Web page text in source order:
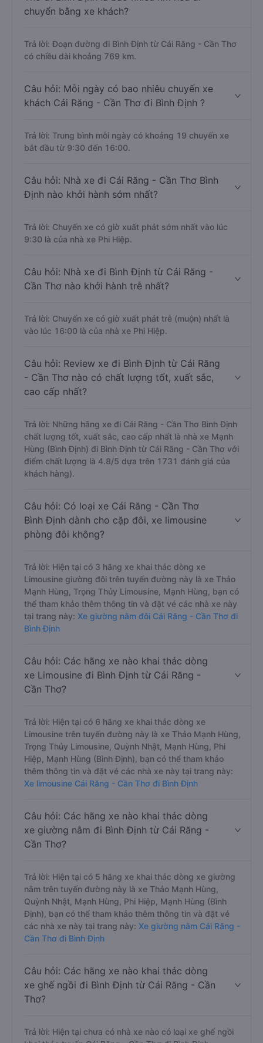
chuyển bằng xe khách?
Trả lời: Đoạn đường đi Bình Định từ Cái Răng - Cần Thơ
có chiều dài khoảng 769 km.
Câu hỏi: Mỗi ngày có bao nhiêu chuyến xe
khách Cái Răng - Cần Thơ đi Bình Định ?
Trả lời: Trung bình mỗi ngày có khoảng 19 chuyến xe
bắt đầu từ 9:30 đến 16:00.
Câu hỏi: Nhà xe đi Cái Răng - Cần Thơ Bình
Định nào khởi hành sớm nhất?
Trả lời: Chuyến xe có giờ xuất phát sớm nhất vào lúc
9:30 là của nhà xe Phi Hiệp.
Câu hỏi: Nhà xe đi Bình Định từ Cái Răng -
Cần Thơ nào khởi hành trễ nhất?
Trả lời: Chuyến xe có giờ xuất phát trễ (muộn) nhất là
vào lúc 16:00 là của nhà xe Phi Hiệp.
Câu hỏi: Review xe đi Bình Định từ Cái Răng
- Cần Thơ nào có chất lượng tốt, xuất sắc,
cao cấp nhất?
Trả lời: Những hãng xe đi Cái Răng - Cần Thơ Bình Định
chất lượng tốt, xuất sắc, cao cấp nhất là nhà xe Mạnh
Hùng (Bình Định) đi Bình Định từ Cái Răng - Cần Thơ với
điểm chất lượng là 4.8/5 dựa trên 1731 đánh giá của
khách hàng).
Câu hỏi: Có loại xe Cái Răng - Cần Thơ
Bình Định dành cho cặp đôi, xe limousine
phòng đôi không?
Trả lời: Hiện tại có 3 hãng xe khai thác dòng xe
Limousine giường đôi trên tuyến đường này là xe Thảo
Mạnh Hùng, Trọng Thủy Limousine, Mạnh Hùng, bạn có
thể tham khảo thêm thông tin và đặt vé các nhà xe này
tại trang này: Xe giường nằm đôi Cái Răng - Cần Thơ đi
Bình Định
Câu hỏi: Các hãng xe nào khai thác dòng
xe Limousine đi Bình Định từ Cái Răng -
Cần Thơ?
Trả lời: Hiện tại có 6 hãng xe khai thác dòng xe
Limousine trên tuyến đường này là xe Thảo Mạnh Hùng,
Trọng Thủy Limousine, Quỳnh Nhật, Mạnh Hùng, Phi
Hiệp, Mạnh Hùng (Bình Định), bạn có thể tham khảo
thêm thông tin và đặt vé các nhà xe này tại trang này:
Xe limousine Cái Răng - Cần Thơ đi Bình Định
Câu hỏi: Các hãng xe nào khai thác dòng
xe giường nằm đi Bình Định từ Cái Răng -
Cần Thơ?
Trả lời: Hiện tại có 5 hãng xe khai thác dòng xe giường
nằm trên tuyến đường này là xe Thảo Mạnh Hùng,
Quỳnh Nhật, Mạnh Hùng, Phi Hiệp, Mạnh Hùng (Bình
Định), bạn có thể tham khảo thêm thông tin và đặt vé
các nhà xe này tại trang này: Xe giường nằm Cái Răng -
Cần Thơ đi Bình Định
Câu hỏi: Các hãng xe nào khai thác dòng
xe ghế ngồi đi Bình Định từ Cái Răng - Cần
Thơ?
Trả lời: Hiện tại chưa có nhà xe nào có loại xe ghế ngồi